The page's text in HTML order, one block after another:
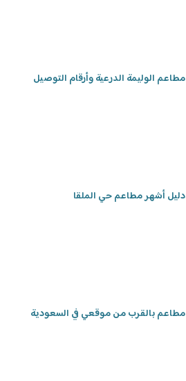
مطاعم الوليمة الدرعية وأرقام التوصيل
دليل أشهر مطاعم حي الملقا
مطاعم بالقرب من موقعي في السعودية